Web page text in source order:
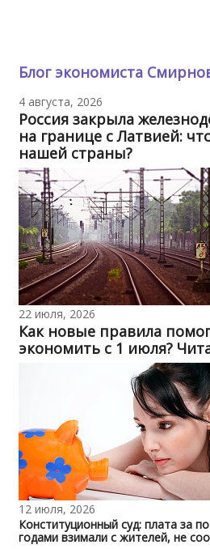
Блог экономиста
4 августа, 2026
Россия закрыла
на границе с Латвией:
нашей страны?
22 июля, 2026
Как новые правила
экономить с 1 июля?
12 июля, 2026
Конституционный суд: плата за
годами взимали с жителей, не